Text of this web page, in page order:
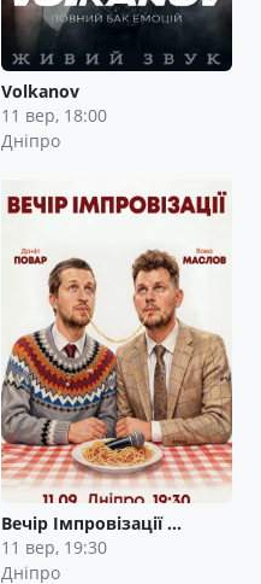
Volkanov
11 вер, 18:00
Дніпро
Вечір Імпровізації …
11 вер, 19:30
Дніпро